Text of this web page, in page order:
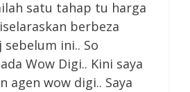
satu tahap tu harga
berbeza
ini.. So
Wow Digi.. Kini saya
agen wow digi.. Saya